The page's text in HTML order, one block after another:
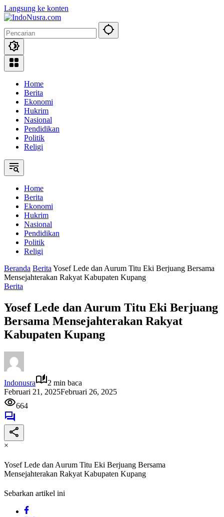
Langsung ke konten
Home
Berita
Ekonomi
Hukrim
Nasional
Pendidikan
Politik
Religi
Home
Berita
Ekonomi
Hukrim
Nasional
Pendidikan
Politik
Religi
Beranda Berita Yosef Lede dan Aurum Titu Eki Berjuang Bersama
Mensejahterakan Rakyat Kabupaten Kupang
Berita
Yosef Lede dan Aurum Titu Eki Berjuang
Bersama Mensejahterakan Rakyat
Kabupaten Kupang
Indonusra
2 min baca
Februari 21, 2025Februari 26, 2025
664
×
Yosef Lede dan Aurum Titu Eki Berjuang Bersama
Mensejahterakan Rakyat Kabupaten Kupang
Sebarkan artikel ini